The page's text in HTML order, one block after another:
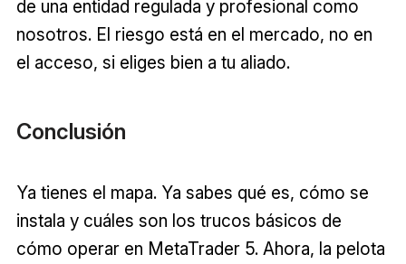
de una entidad regulada y profesional como
nosotros. El riesgo está en el mercado, no en
el acceso, si eliges bien a tu aliado.
Conclusión
Ya tienes el mapa. Ya sabes qué es, cómo se
instala y cuáles son los trucos básicos de
cómo operar en MetaTrader 5. Ahora, la pelota